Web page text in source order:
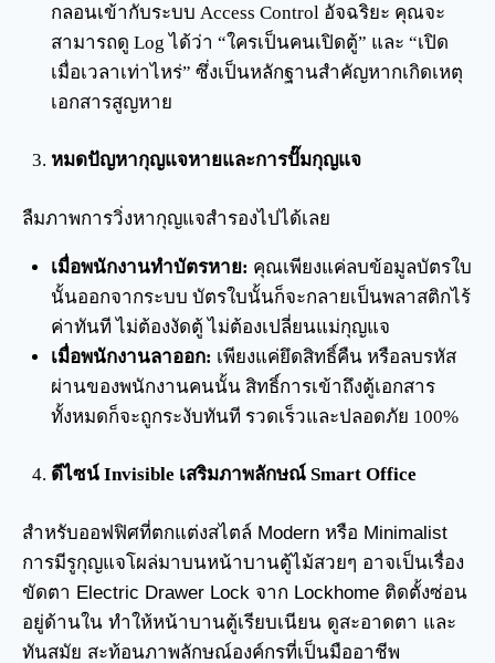
กลอนเข้ากับระบบ Access Control อัจฉริยะ คุณจะ
สามารถดู Log ได้ว่า “ใครเป็นคนเปิดตู้” และ “เปิด
เมื่อเวลาเท่าไหร่” ซึ่งเป็นหลักฐานสำคัญหากเกิดเหตุ
เอกสารสูญหาย
หมดปัญหากุญแจหายและการปั๊มกุญแจ
ลืมภาพการวิ่งหากุญแจสำรองไปได้เลย
เมื่อพนักงานทำบัตรหาย: คุณเพียงแค่ลบข้อมูลบัตรใบ
นั้นออกจากระบบ บัตรใบนั้นก็จะกลายเป็นพลาสติกไร้
ค่าทันที ไม่ต้องงัดตู้ ไม่ต้องเปลี่ยนแม่กุญแจ
เมื่อพนักงานลาออก: เพียงแค่ยึดสิทธิ์คืน หรือลบรหัส
ผ่านของพนักงานคนนั้น สิทธิ์การเข้าถึงตู้เอกสาร
ทั้งหมดก็จะถูกระงับทันที รวดเร็วและปลอดภัย 100%
ดีไซน์ Invisible เสริมภาพลักษณ์ Smart Office
สำหรับออฟฟิศที่ตกแต่งสไตล์ Modern หรือ Minimalist
การมีรูกุญแจโผล่มาบนหน้าบานตู้ไม้สวยๆ อาจเป็นเรื่อง
ขัดตา Electric Drawer Lock จาก Lockhome ติดตั้งซ่อน
อยู่ด้านใน ทำให้หน้าบานตู้เรียบเนียน ดูสะอาดตา และ
ทันสมัย สะท้อนภาพลักษณ์องค์กรที่เป็นมืออาชีพ